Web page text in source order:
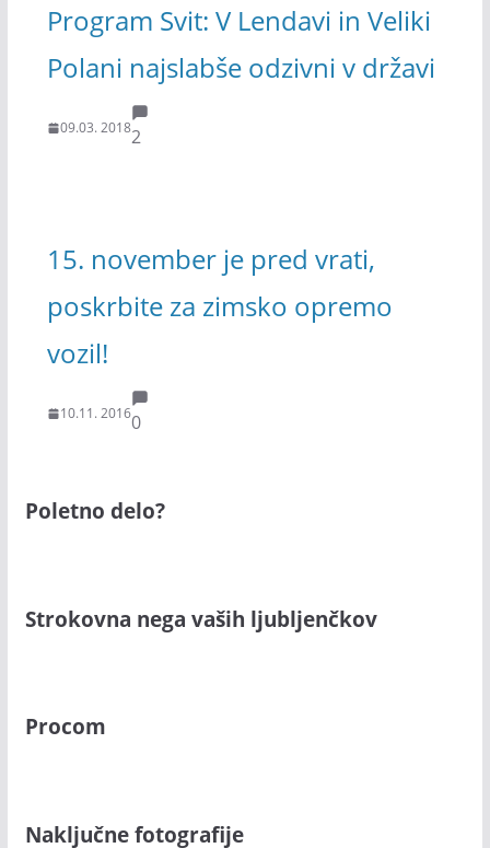
Program Svit: V Lendavi in Veliki
Polani najslabše odzivni v državi
09.03. 20182
15. november je pred vrati,
poskrbite za zimsko opremo
vozil!
10.11. 20160
Poletno delo?
Strokovna nega vaših ljubljenčkov
Procom
Naključne fotografije